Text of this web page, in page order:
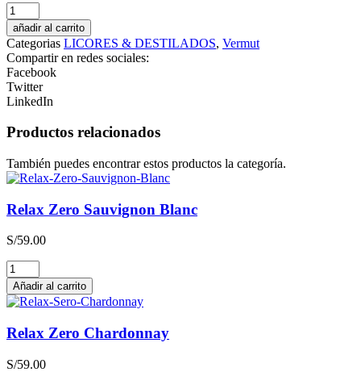
CONCIERE
GIN
Destilado
Americano
cantidad
añadir al carrito
Categorias LICORES & DESTILADOS, Vermut
Compartir en redes sociales:
Facebook
Twitter
LinkedIn
Productos relacionados
También puedes encontrar estos productos la categoría.
Relax Zero Sauvignon Blanc
S/59.00
Relax
Zero
Sauvignon
Blanc
cantidad
Añadir al carrito
Relax Zero Chardonnay
S/59.00